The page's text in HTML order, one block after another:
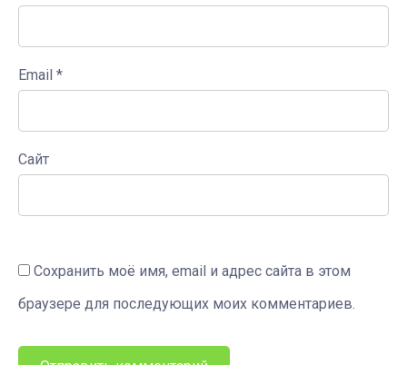
Email *
Сайт
Сохранить моё имя, email и адрес сайта в этом
браузере для последующих моих комментариев.